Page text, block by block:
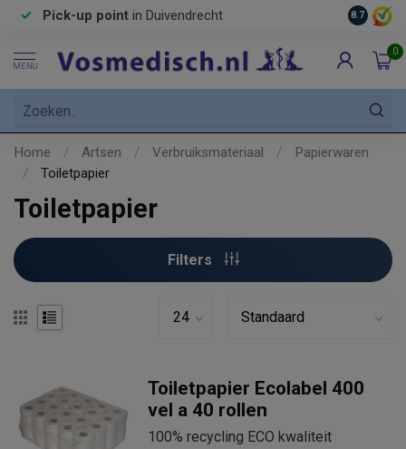
Pick-up point in Duivendrecht 8.7
MENU
0
Home / Artsen / Verbruiksmateriaal /
Papierwaren
/
Toiletpapier
Toiletpapier
Filters
Toiletpapier Ecolabel 400
vel a 40 rollen
100% recycling ECO kwaliteit